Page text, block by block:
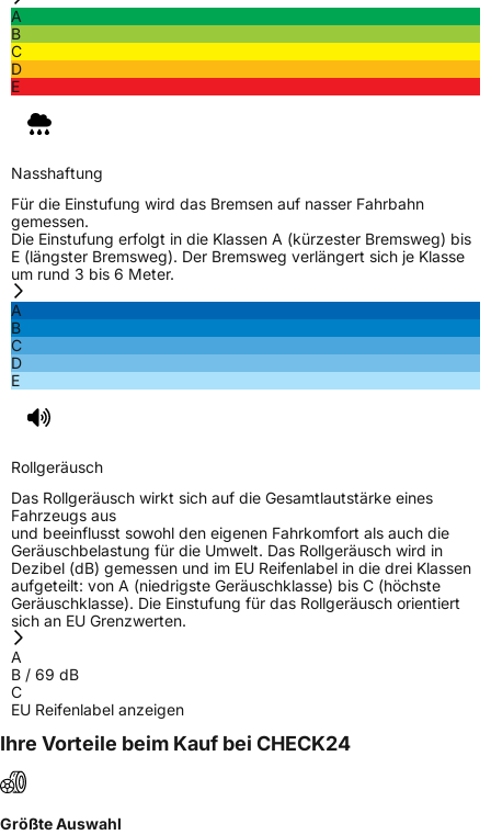
SchlauchtypTL
ZustandNeureifen
Nasshaftung C
Rollgeräusch (Klasse)
EPREL ID 1270165
Allgemeine Produktsicherheit (GPSR)
HerstellerkontaktTAI - COM, s.r.o., Wanli Tire Co. Ltd 3 Wanli
Road Aotou Town Conghua Guangzhou
Guangdong 510940 China,
gallenliu@wanlitire.cn
in der EU
A
B
C
D
E
Nasshaftung
Für die Einstufung wird das Bremsen auf nasser Fahrbahn
gemessen.
Die Einstufung erfolgt in die Klassen A (kürzester Bremsweg) bis
E (längster Bremsweg). Der Bremsweg verlängert sich je Klasse
um rund 3 bis 6 Meter.
A
B
C
D
E
Rollgeräusch
Das Rollgeräusch wirkt sich auf die Gesamtlautstärke eines
Fahrzeugs aus
und beeinflusst sowohl den eigenen Fahrkomfort als auch die
Geräuschbelastung für die Umwelt. Das Rollgeräusch wird in
Dezibel (dB) gemessen und im EU Reifenlabel in die drei Klassen
aufgeteilt: von A (niedrigste Geräuschklasse) bis C (höchste
Geräuschklasse). Die Einstufung für das Rollgeräusch orientiert
sich an EU Grenzwerten.
A
B / 69 dB
C
EU Reifenlabel anzeigen
Ihre Vorteile beim Kauf bei CHECK24
Größte Auswahl